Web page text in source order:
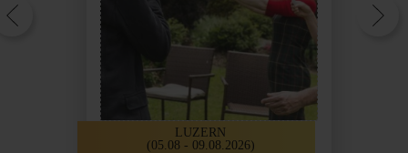
LUZERN
(05.08 - 09.08.2026)